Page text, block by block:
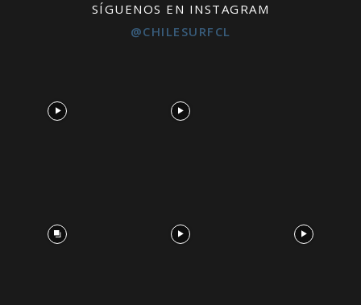
SÍGUENOS EN INSTAGRAM
@CHILESURFCL